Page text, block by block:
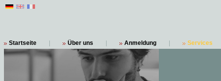
Startseite Über uns Anmeldung Services